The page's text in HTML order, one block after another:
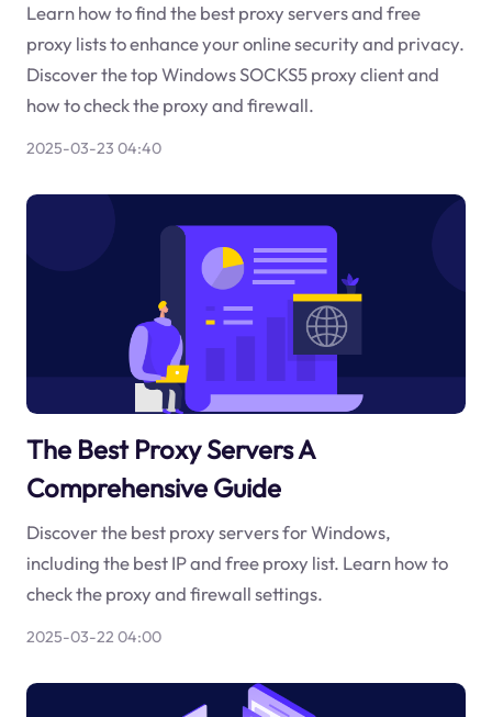
Learn how to find the best proxy servers and free
proxy lists to enhance your online security and privacy.
Discover the top Windows SOCKS5 proxy client and
how to check the proxy and firewall.
2025-03-23 04:40
The Best Proxy Servers A
Comprehensive Guide
Discover the best proxy servers for Windows,
including the best IP and free proxy list. Learn how to
check the proxy and firewall settings.
2025-03-22 04:00